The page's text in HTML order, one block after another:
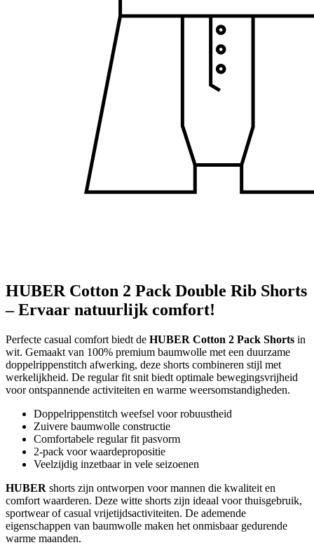
HUBER Cotton 2 Pack Double Rib Shorts
– Ervaar natuurlijk comfort!
Perfecte casual comfort biedt de HUBER Cotton 2 Pack Shorts in
wit. Gemaakt van 100% premium baumwolle met een duurzame
doppelrippenstitch afwerking, deze shorts combineren stijl met
werkelijkheid. De regular fit snit biedt optimale bewegingsvrijheid
voor ontspannende activiteiten en warme weersomstandigheden.
Doppelrippenstitch weefsel voor robuustheid
Zuivere baumwolle constructie
Comfortabele regular fit pasvorm
2-pack voor waardepropositie
Veelzijdig inzetbaar in vele seizoenen
HUBER shorts zijn ontworpen voor mannen die kwaliteit en
comfort waarderen. Deze witte shorts zijn ideaal voor thuisgebruik,
sportwear of casual vrijetijdsactiviteiten. De ademende
eigenschappen van baumwolle maken het onmisbaar gedurende
warme maanden.